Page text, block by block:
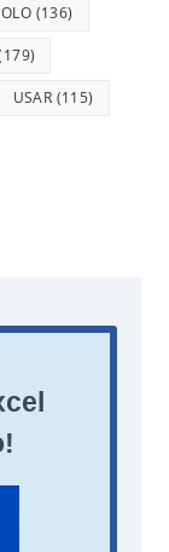
(136)
USAR (115)